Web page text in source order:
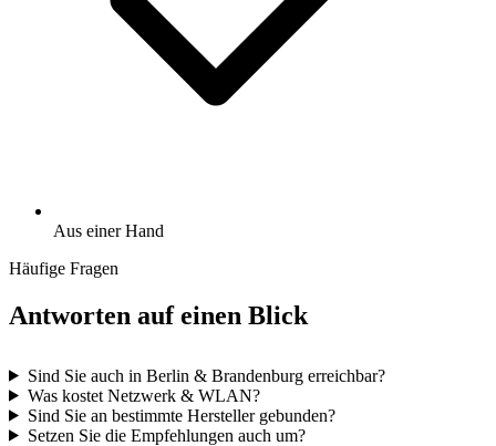
Aus einer Hand
Häufige Fragen
Antworten auf einen Blick
Sind Sie auch in Berlin & Brandenburg erreichbar?
Was kostet Netzwerk & WLAN?
Sind Sie an bestimmte Hersteller gebunden?
Setzen Sie die Empfehlungen auch um?